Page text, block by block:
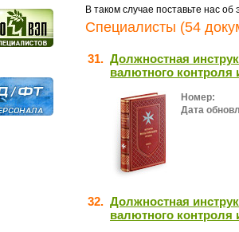
В таком случае поставьте нас
Специалисты (54
31. Должностная
валютного
Номер:
Дата
32. Должностная
валютного